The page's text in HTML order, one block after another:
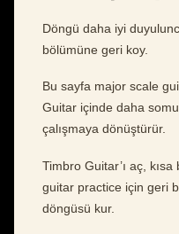
Döngü daha iyi
bölümüne geri koy.
Bu sayfa major scale
Guitar içinde daha
çalışmaya dönüştürür.
Timbro Guitar’ı aç,
guitar practice için geri
döngüsü kur.